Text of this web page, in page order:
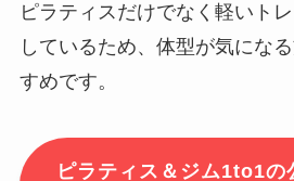
ピラティスだけでなく軽いト
しているため、体型が気にな
すめです。
ピラティス＆ジム1to1の